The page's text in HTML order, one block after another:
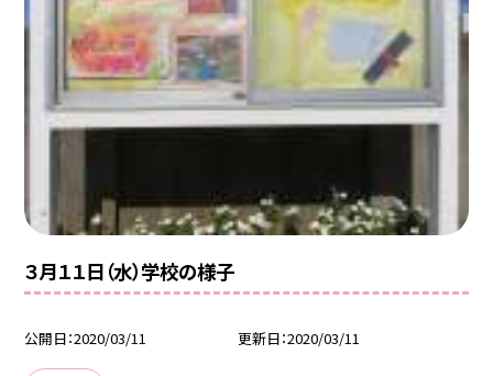
３月１１日（水）学校の様子
公開日 2020/03/11 更新日 2020/03/11